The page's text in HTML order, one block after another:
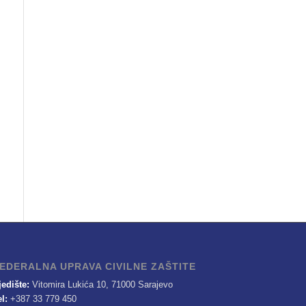
UPRAVA CIVILNE ZAŠTITE
Vitomira Lukića 10, 71000 Sarajevo
+387 33 779 450